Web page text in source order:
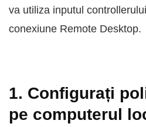
va utiliza inputul
conexiune Remote Desktop.
1. Configurați
pe computerul